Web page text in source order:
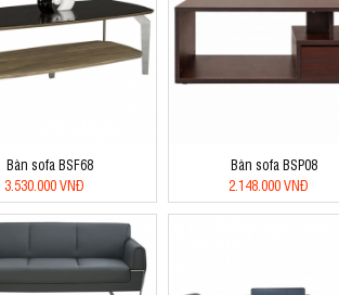
Bàn sofa BSF68
3.530.000 VNĐ
Bàn sofa BSP08
2.148.000 VNĐ